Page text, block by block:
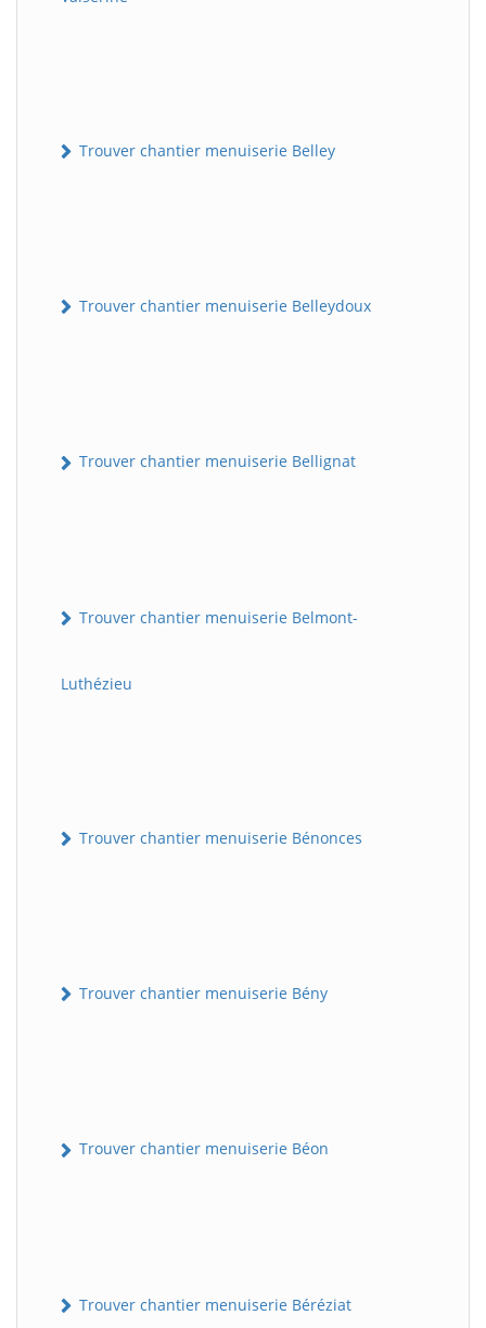
Trouver chantier menuiserie Belley
Trouver chantier menuiserie Belleydoux
Trouver chantier menuiserie Bellignat
Trouver chantier menuiserie Belmont-
Luthézieu
Trouver chantier menuiserie Bénonces
Trouver chantier menuiserie Bény
Trouver chantier menuiserie Béon
Trouver chantier menuiserie Béréziat